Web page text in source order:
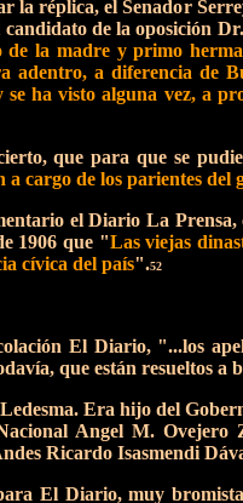
la réplica, el Senador
candidato de la oposición
de la madre y primo
adentro, a diferencia de
ha visto alguna vez, a
que para que se
a cargo de los parientes
el Diario La
1906 que "Las viejas
cívica del país".52
El Diario, "...los
que están resueltos
Era hijo del
Angel M.
Ricardo Isasmendi
El Diario, muy